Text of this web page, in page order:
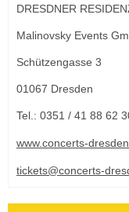
DRESDNER
Malinovsky Events
Schützengasse 3
01067 Dresden
Tel.: 0351 / 41 88 62
www.concerts-
tickets@concerts-